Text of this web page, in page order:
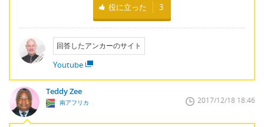
役に立った 3
回答したアンカーのサイト
Youtube
Teddy Zee
南アフリカ 2017/12/18 18:46